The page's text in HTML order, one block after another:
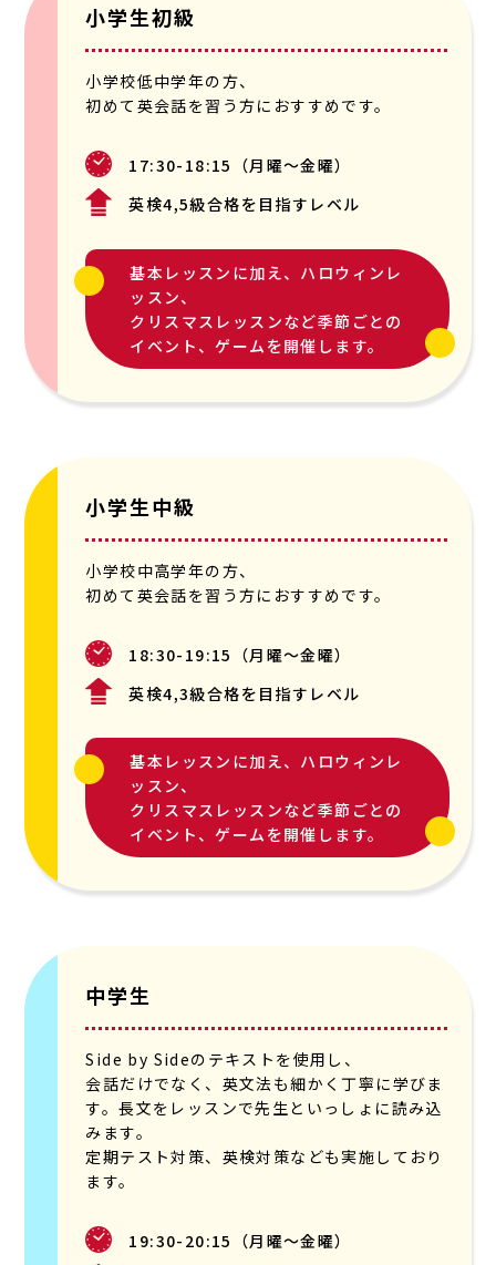
小学生初級
小学校低中学年の方、
初めて英会話を習う方におすすめです。
17:30-18:15（月曜〜金曜）
英検4,5級合格を目指すレベル
基本レッスンに加え、ハロウィンレ
ッスン、
クリスマスレッスンなど季節ごとの
イベント、ゲームを開催します。
小学生中級
小学校中高学年の方、
初めて英会話を習う方におすすめです。
18:30-19:15（月曜〜金曜）
英検4,3級合格を目指すレベル
基本レッスンに加え、ハロウィンレ
ッスン、
クリスマスレッスンなど季節ごとの
イベント、ゲームを開催します。
中学生
Side by Sideのテキストを使用し、
会話だけでなく、英文法も細かく丁寧に学びま
す。長文をレッスンで先生といっしょに読み込
みます。
定期テスト対策、英検対策なども実施しており
ます。
19:30-20:15（月曜〜金曜）